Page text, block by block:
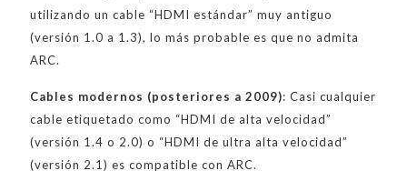
utilizando un cable “HDMI estándar” muy antiguo
(versión 1.0 a 1.3), lo más probable es que no admita
ARC.
Cables modernos (posteriores a 2009): Casi cualquier
cable etiquetado como “HDMI de alta velocidad”
(versión 1.4 o 2.0) o “HDMI de ultra alta velocidad”
(versión 2.1) es compatible con ARC.